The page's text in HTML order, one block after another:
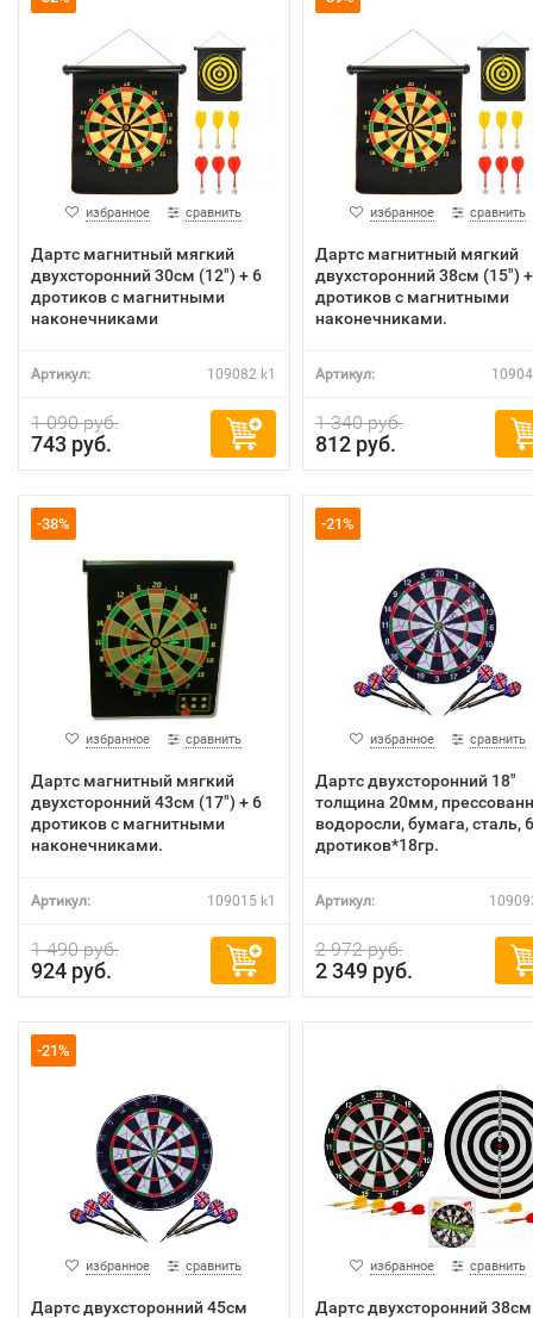
избранное сравнить
Дартс магнитный мягкий
двухсторонний 30см (12") + 6
дротиков с магнитными
наконечниками
Артикул: 109082 k1
1 090 руб.
743 руб.
избранное сравнить
Дартс магнитный мягкий
двухсторонний 38см (15")
дротиков с магнитными
наконечниками.
Артикул:
1 340 руб.
812 руб.
-38%
избранное сравнить
Дартс магнитный мягкий
двухсторонний 43см (17") + 6
дротиков с магнитными
наконечниками.
Артикул: 109015 k1
1 490 руб.
924 руб.
-21%
избранное сравнить
Дартс двухсторонний 18"
толщина 20мм,
водоросли, бумага, сталь, 6
дротиков*18гр.
Артикул:
2 972 руб.
2 349 руб.
-21%
избранное сравнить
Дартс двухсторонний 45см
избранное сравнить
Дартс двухсторонний 38см